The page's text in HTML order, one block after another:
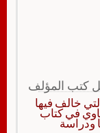
كتب المؤلف
خالف فيها
في كتاب
ودراسة